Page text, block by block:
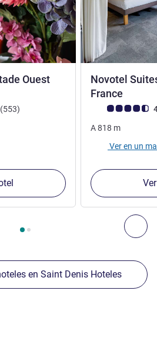
cercanos
establecimientos cercanos 1 :,
Ouest3 estrellas
(Clasificación de ALL)
(553opiniones
)
Novotel
France
Nota de clientes
A818 m
Ver en un
en Saint Denis Hoteles